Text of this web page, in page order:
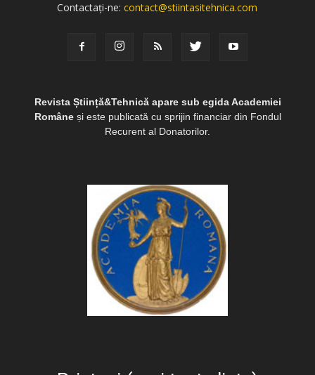
Contactați-ne:contact@stiintasitehnica.com
Revista Știință&Tehnică apare sub egida Academiei
Româneși este publicată cu sprijin financiar din Fondul
Recurent al Donatorilor.